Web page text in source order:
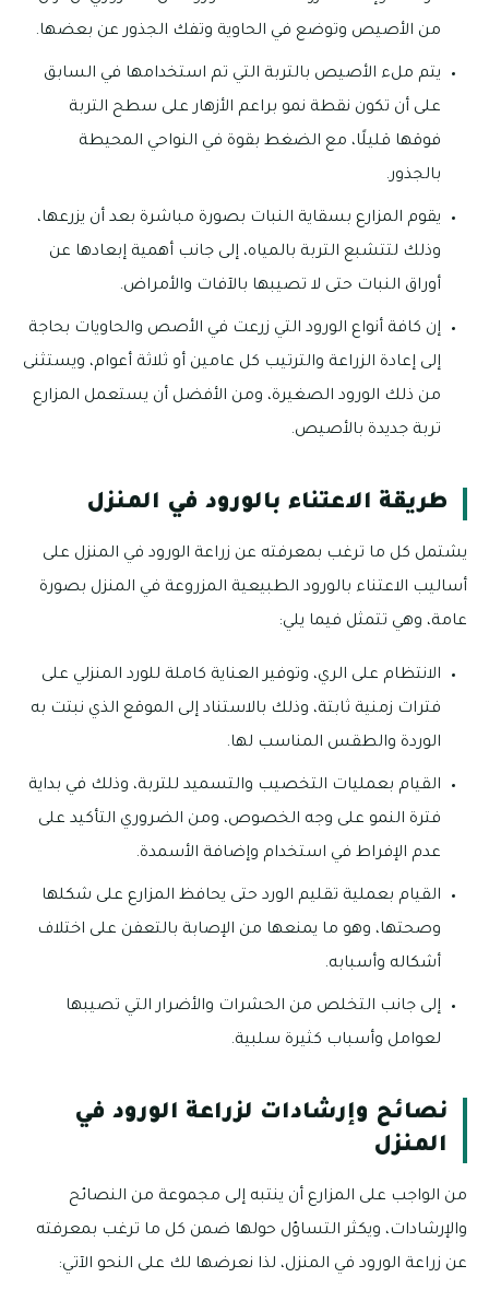
من الأصيص وتوضع في الحاوية وتفك الجذور عن بعضها.
يتم ملء الأصيص بالتربة التي تم استخدامها في السابق
على أن تكون نقطة نمو براعم الأزهار على سطح التربة
فوقها قليلًا، مع الضغط بقوة في النواحي المحيطة
بالجذور.
يقوم المزارع بسقاية النبات بصورة مباشرة بعد أن يزرعها،
وذلك لتتشبع التربة بالمياه، إلى جانب أهمية إبعادها عن
أوراق النبات حتى لا تصيبها بالآفات والأمراض.
إن كافة أنواع الورود التي زرعت في الأصص والحاويات بحاجة
إلى إعادة الزراعة والترتيب كل عامين أو ثلاثة أعوام، ويستثنى
من ذلك الورود الصغيرة، ومن الأفضل أن يستعمل المزارع
تربة جديدة بالأصيص.
طريقة الاعتناء بالورود في المنزل
يشتمل كل ما ترغب بمعرفته عن زراعة الورود في المنزل على
أساليب الاعتناء بالورود الطبيعية المزروعة في المنزل بصورة
عامة، وهي تتمثل فيما يلي:
الانتظام على الري، وتوفير العناية كاملة للورد المنزلي على
فترات زمنية ثابتة، وذلك بالاستناد إلى الموقع الذي نبتت به
الوردة والطقس المناسب لها.
القيام بعمليات التخصيب والتسميد للتربة، وذلك في بداية
فترة النمو على وجه الخصوص، ومن الضروري التأكيد على
عدم الإفراط في استخدام وإضافة الأسمدة.
القيام بعملية تقليم الورد حتى يحافظ المزارع على شكلها
وصحتها، وهو ما يمنعها من الإصابة بالتعفن على اختلاف
أشكاله وأسبابه.
إلى جانب التخلص من الحشرات والأضرار التي تصيبها
لعوامل وأسباب كثيرة سلبية.
نصائح وإرشادات لزراعة الورود في
المنزل
من الواجب على المزارع أن ينتبه إلى مجموعة من النصائح
والإرشادات، ويكثر التساؤل حولها ضمن كل ما ترغب بمعرفته
عن زراعة الورود في المنزل، لذا نعرضها لك على النحو الآتي: